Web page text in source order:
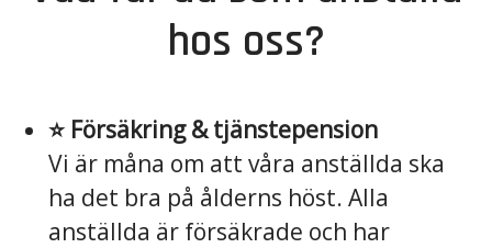
hos oss?
⭐️ Försäkring & tjänstepension
Vi är måna om att våra anställda ska
ha det bra på ålderns höst. Alla
anställda är försäkrade och har